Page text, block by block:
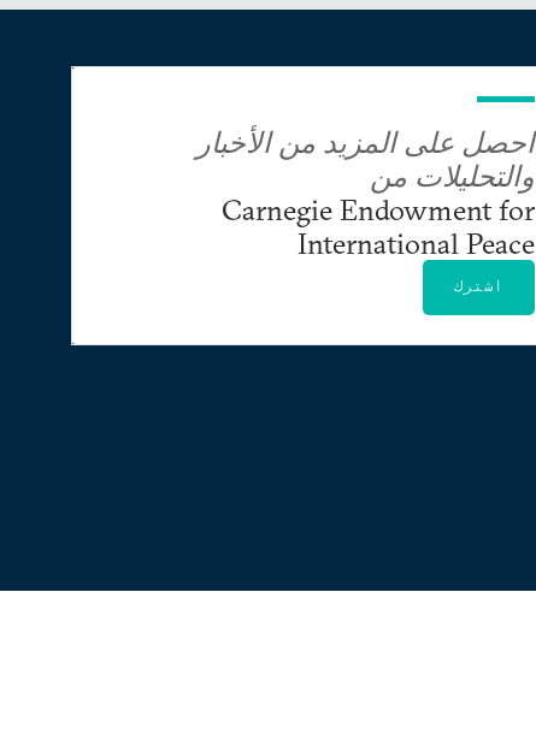
احصل على المزيد من الأخبار
والتحليلات من
Carnegie Endowment for
International Peace
اشترك